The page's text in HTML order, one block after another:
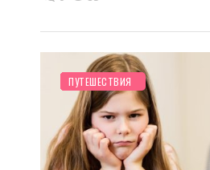
НОВОСТИ МИРА
ОТДЫХ
СТАРШЕ ГОДА
РЕБЕНОК
ТВОРЧЕСТВО
СЕМЬЯ
ПЛАНИРОВАНИЕ
ПОСЛЕ РОДОВ
СТАТЬИ
ПУТЕШЕСТВИЯ